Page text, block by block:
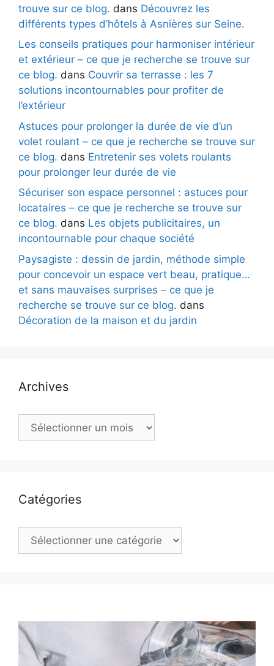
trouve sur ce blog. dans Découvrez les
différents types d’hôtels à Asnières sur Seine.
Les conseils pratiques pour harmoniser intérieur
et extérieur – ce que je recherche se trouve sur
ce blog. dans Couvrir sa terrasse : les 7
solutions incontournables pour profiter de
l’extérieur
Astuces pour prolonger la durée de vie d’un
volet roulant – ce que je recherche se trouve sur
ce blog. dans Entretenir ses volets roulants
pour prolonger leur durée de vie
Sécuriser son espace personnel : astuces pour
locataires – ce que je recherche se trouve sur
ce blog. dans Les objets publicitaires, un
incontournable pour chaque société
Paysagiste : dessin de jardin, méthode simple
pour concevoir un espace vert beau, pratique…
et sans mauvaises surprises – ce que je
recherche se trouve sur ce blog. dans
Décoration de la maison et du jardin
Archives
Archives
Catégories
Catégories